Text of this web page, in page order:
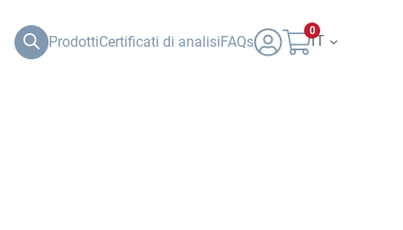
ProdottiCertificati di analisiFAQs
0
IT